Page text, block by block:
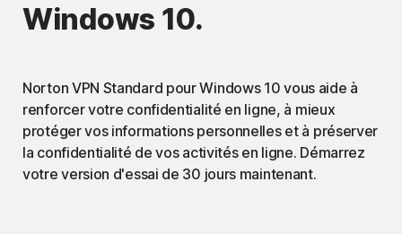
Essayer gratuitement
Canada
Windows 10.
Norton VPN Standard pour Windows 10 vous aide à
renforcer votre confidentialité en ligne, à mieux
protéger vos informations personnelles et à préserver
la confidentialité de vos activités en ligne. Démarrez
votre version d'essai de 30 jours maintenant.